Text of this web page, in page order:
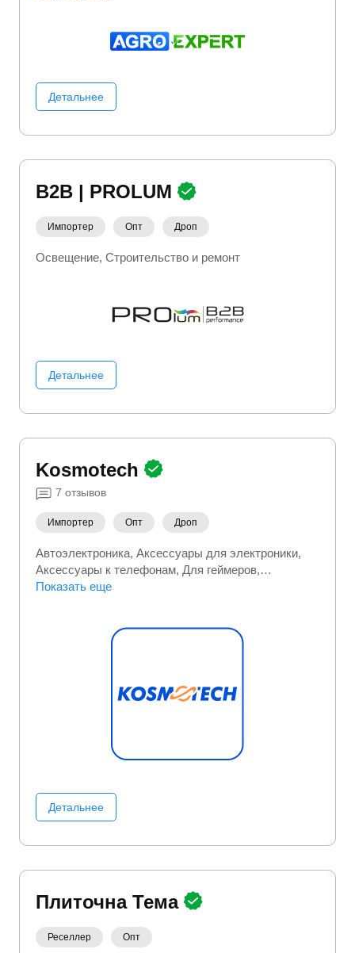
Детальнее
B2B | PROLUM
Импортер Опт Дроп
Освещение Строительство и ремонт
Детальнее
Kosmotech
7 отзывов
Импортер Опт Дроп
Автоэлектроника Аксессуары для электроники
Аксессуары к телефонам Для геймеров
Комплектующие для пк
Показать еще
Детальнее
Плиточна Тема
Реселлер Опт